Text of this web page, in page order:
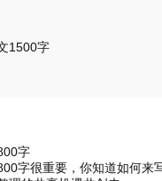
1500字
字
字很重要，你知道如何